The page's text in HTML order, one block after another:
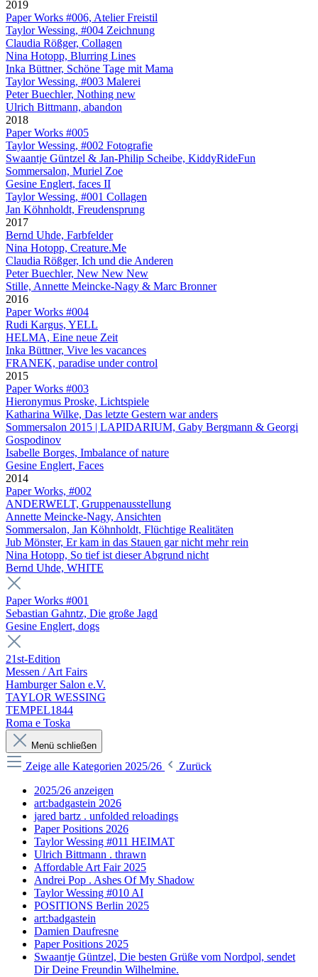
2019
Paper Works #006, Atelier Freistil
Taylor Wessing, #004 Zeichnung
Claudia Rößger, Collagen
Nina Hotopp, Blurring Lines
Inka Büttner, Schöne Tage mit Mama
Taylor Wessing, #003 Malerei
Peter Buechler, Nothing new
Ulrich Bittmann, abandon
2018
Paper Works #005
Taylor Wessing, #002 Fotografie
Swaantje Güntzel & Jan-Philip Scheibe, KiddyRideFun
Sommersalon, Muriel Zoe
Gesine Englert, faces II
Taylor Wessing, #001 Collagen
Jan Köhnholdt, Freudensprung
2017
Bernd Uhde, Farbfelder
Nina Hotopp, Creature.Me
Claudia Rößger, Ich und die Anderen
Peter Buechler, New New New
Stille, Annette Meincke-Nagy & Marc Bronner
2016
Paper Works #004
Rudi Kargus, YELL
HELMA, Eine neue Zeit
Inka Büttner, Vive les vacances
FRANEK, paradise under control
2015
Paper Works #003
Hieronymus Proske, Lichtspiele
Katharina Wilke, Das letzte Gestern war anders
Sommersalon 2015 | LAPIDARIUM, Gaby Bergmann & Georgi
Gospodinov
Isabelle Borges, Imbalance of nature
Gesine Englert, Faces
2014
Paper Works, #002
ANDERWELT, Gruppenausstellung
Annette Meincke-Nagy, Ansichten
Sommersalon, Jan Köhnholdt, Flüchtige Realitäten
Jub Mönster, Er kam in das Stauen gar nicht mehr rein
Nina Hotopp, So tief ist dieser Abgrund nicht
Bernd Uhde, WHITE
Paper Works #001
Sebastian Gahntz, Die große Jagd
Gesine Englert, dogs
21st-Edition
Messen / Art Fairs
Hamburger Salon e.V.
TAYLOR WESSING
TEMPEL1844
Roma e Toska
Menü schließen
Zeige alle Kategorien 2025/26
Zurück
2025/26 anzeigen
art:badgastein 2026
jared bartz . unfolded reloadings
Paper Positions 2026
Taylor Wessing #011 HEIMAT
Ulrich Bittmann . thrawn
Affordable Art Fair 2025
Andrei Pop . Ashes Of My Shadow
Taylor Wessing #010 AI
POSITIONS Berlin 2025
art:badgastein
Damien Daufresne
Paper Positions 2025
Swaantje Güntzel, Die besten Grüße vom Nordpol, sendet
Dir Deine Freundin Wilhelmine.